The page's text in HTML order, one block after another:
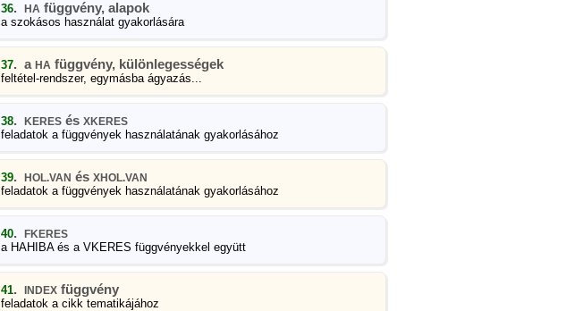
36. HA függvény, alapok
a szokásos használat gyakorlására
37. a HA függvény, különlegességek
feltétel-rendszer, egymásba ágyazás...
38. KERES és XKERES
feladatok a függvények használatának gyakorlásához
39. HOL.VAN és XHOL.VAN
feladatok a függvények használatának gyakorlásához
40. FKERES
a HAHIBA és a VKERES függvényekkel együtt
41. INDEX függvény
feladatok a cikk tematikájához